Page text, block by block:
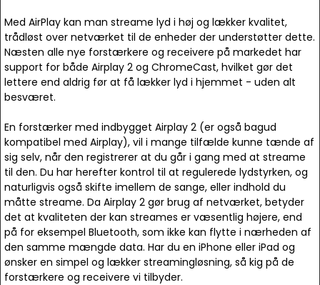
Med AirPlay kan man streame lyd i høj og lækker kvalitet,
trådløst over netværket til de enheder der understøtter dette.
Næsten alle nye forstærkere og receivere på markedet har
support for både Airplay 2 og ChromeCast, hvilket gør det
lettere end aldrig før at få lækker lyd i hjemmet - uden alt
besværet.
En forstærker med indbygget Airplay 2 (er også bagud
kompatibel med Airplay), vil i mange tilfælde kunne tænde af
sig selv, når den registrerer at du går i gang med at streame
til den. Du har herefter kontrol til at regulerede lydstyrken, og
naturligvis også skifte imellem de sange, eller indhold du
måtte streame. Da Airplay 2 gør brug af netværket, betyder
det at kvaliteten der kan streames er væsentlig højere, end
på for eksempel Bluetooth, som ikke kan flytte i nærheden af
den samme mængde data. Har du en iPhone eller iPad og
ønsker en simpel og lækker streamingløsning, så kig på de
forstærkere og receivere vi tilbyder.